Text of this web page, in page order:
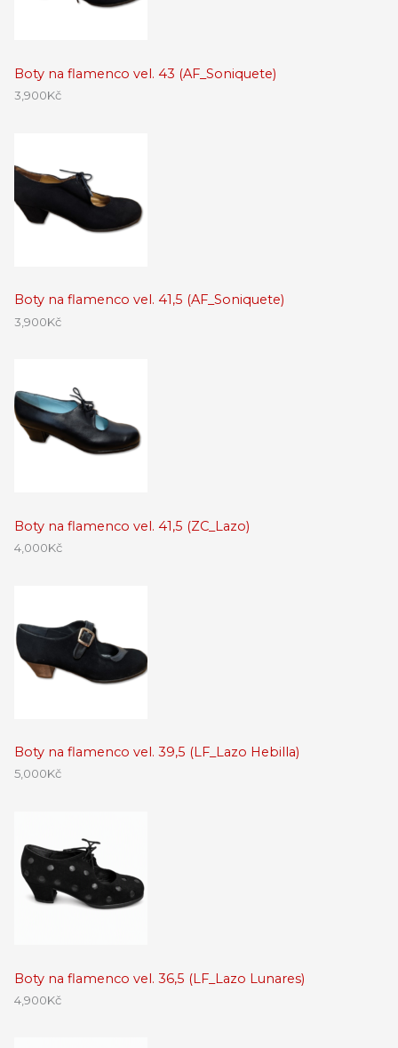
Boty na flamenco vel. 43 (AF_Soniquete)
3,900Kč
Boty na flamenco vel. 41,5 (AF_Soniquete)
3,900Kč
Boty na flamenco vel. 41,5 (ZC_Lazo)
4,000Kč
Boty na flamenco vel. 39,5 (LF_Lazo Hebilla)
5,000Kč
Boty na flamenco vel. 36,5 (LF_Lazo Lunares)
4,900Kč